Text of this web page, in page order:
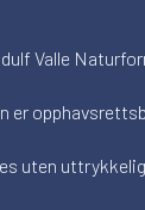
Valle
er
uten